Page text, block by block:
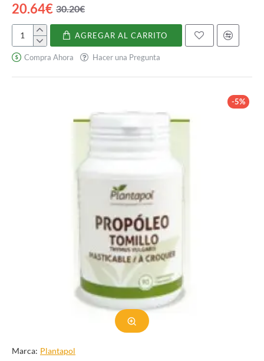
20.64€ 30.20€
Reishi
6500
mg
AGREGAR AL CARRITO
Compra Ahora Hacer una Pregunta
-5%
Marca: Plantapol